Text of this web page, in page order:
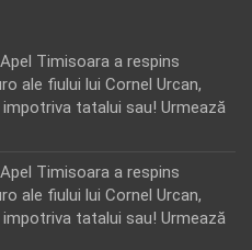
Timisoara a respins
ale fiului lui Cornel Urcan,
tatalui sau! Urmează
Timisoara a respins
ale fiului lui Cornel Urcan,
tatalui sau! Urmează